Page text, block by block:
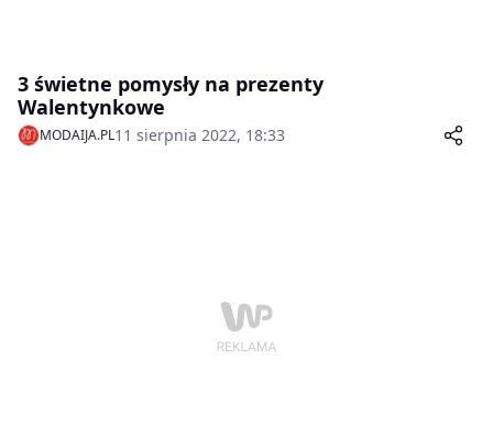
3 świetne pomysły na prezenty
Walentynkowe
MODAIJA.PL11 sierpnia 2022, 18:33